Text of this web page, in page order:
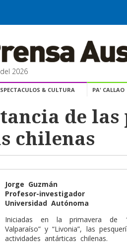
2026
& CULTURA PA' CALLAO
de las
chilenas
Jorge Guzmán
Profesor-investigador
Universidad Autónoma
Iniciadas en la primavera de
Valparaíso” y “Livonia”, las
actividades antárticas chilenas.